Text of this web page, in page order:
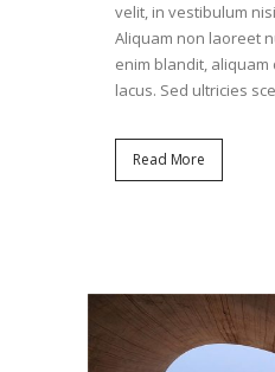
velit, in vestibulum
Aliquam non laoreet
enim blandit, aliquam
lacus. Sed ultricies
Read More